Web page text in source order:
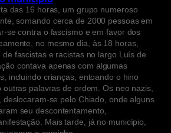
das 16 horas, um grupo numeroso
somando cerca de 2000 pessoas em
se contra o fascismo e em favor dos
no mesmo dia, às 18 horas,
fascistas e racistas no largo Luís de
contava apenas com algumas
incluindo crianças, entoando o hino
outras palavras de ordem. Os neo nazis,
deslocaram-se pelo Chiado, onde alguns
seu descontentamento,
Mais tarde, já no município,